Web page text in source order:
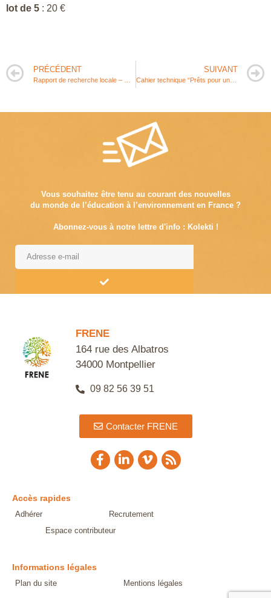
lot de 5 : 20 €
PRÉCÉDENT SUIVANT
Cahier technique “Prêts pour un 110 m haie !? “
Vous souhaitez être tenu au courant des nouvelles
du monde de l’éducation à l’environnement en France ?
Abonnez-vous à notre lettre d'info : Kolekti !
FRENE
164 rue des Albatros
34000 Montpellier
09 82 56 39 51
Contacter FRENE
Accès rapides
Adhérer
Recrutement
Espace contributeur
Informations légales
Plan du site Mentions légales